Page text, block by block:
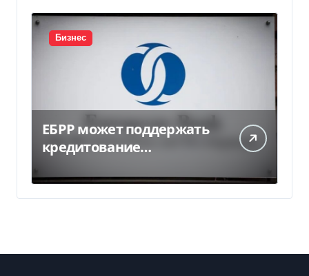
Бизнес
ЕБРР может поддержать
кредитование
300 млн евро — Delo.ua